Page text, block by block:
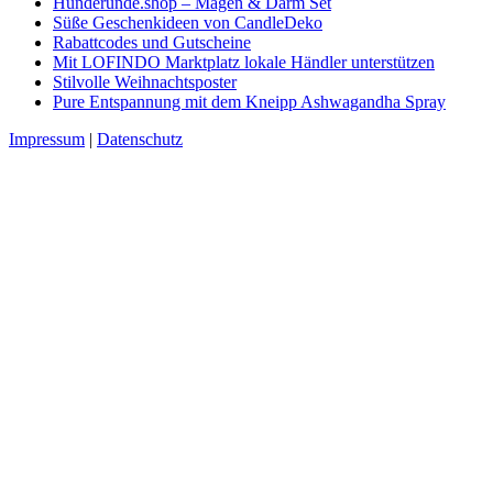
Süße Geschenkideen von CandleDeko
Rabattcodes und Gutscheine
Mit LOFINDO Marktplatz lokale Händler unterstützen
Stilvolle Weihnachtsposter
Pure Entspannung mit dem Kneipp Ashwagandha Spray
Impressum | Datenschutz